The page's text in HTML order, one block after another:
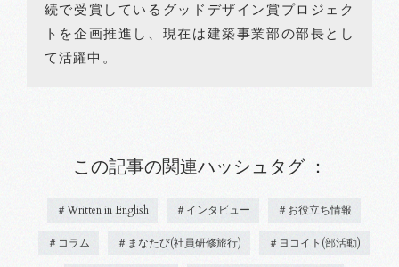
続で受賞しているグッドデザイン賞プロジェク
トを企画推進し、現在は建築事業部の部長とし
て活躍中。
この記事の関連ハッシュタグ ：
＃Written in English ＃インタビュー ＃お役立ち情報
＃コラム ＃まなたび(社員研修旅行) ＃ヨコイト(部活動)